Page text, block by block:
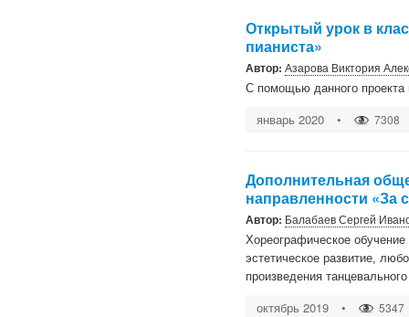
Открытый урок в
пианиста»
Автор: Азарова Виктория
С помощью данного проекта
январь 2020 • 7308
Дополнительная
направленности «За
Автор: Балабаев Сергей
Хореографическое
эстетическое развитие,
произведения
октябрь 2019 • 5347